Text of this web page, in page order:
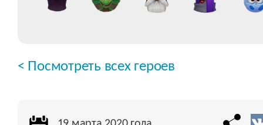
< Посмотреть всех героев